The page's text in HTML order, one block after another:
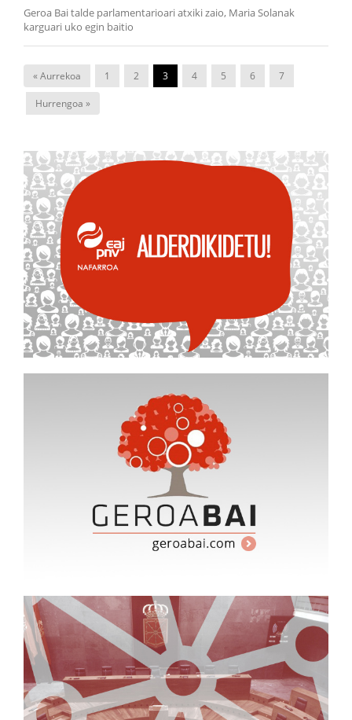
Geroa Bai talde parlamentarioari atxiki zaio, Maria Solanak
karguari uko egin baitio
« Aurrekoa 1 2 3 4 5 6 7
Hurrengoa »